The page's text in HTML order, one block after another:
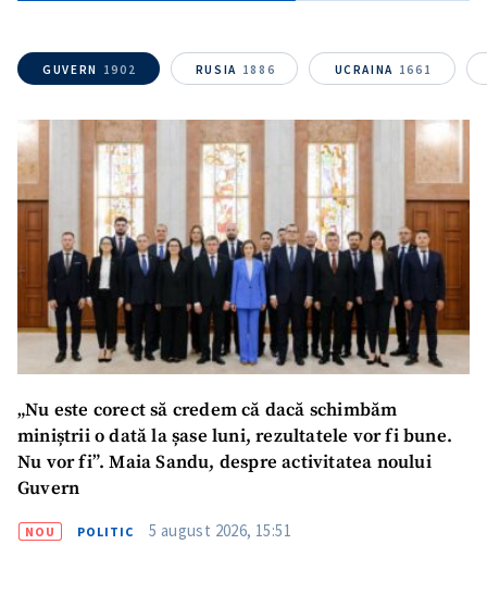
GUVERN 1902 RUSIA 1886 UCRAINA 1661
„Nu este corect să credem că dacă schimbăm
miniștrii o dată la șase luni, rezultatele vor fi bune.
Nu vor fi”. Maia Sandu, despre activitatea noului
Guvern
NOU POLITIC 5 august 2026, 15:51